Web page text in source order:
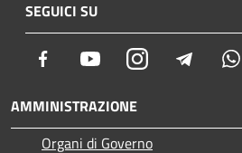
SEGUICI SU
Facebook YoutubeInstagram Telegram
AMMINISTRAZIONE
Organi di Governo